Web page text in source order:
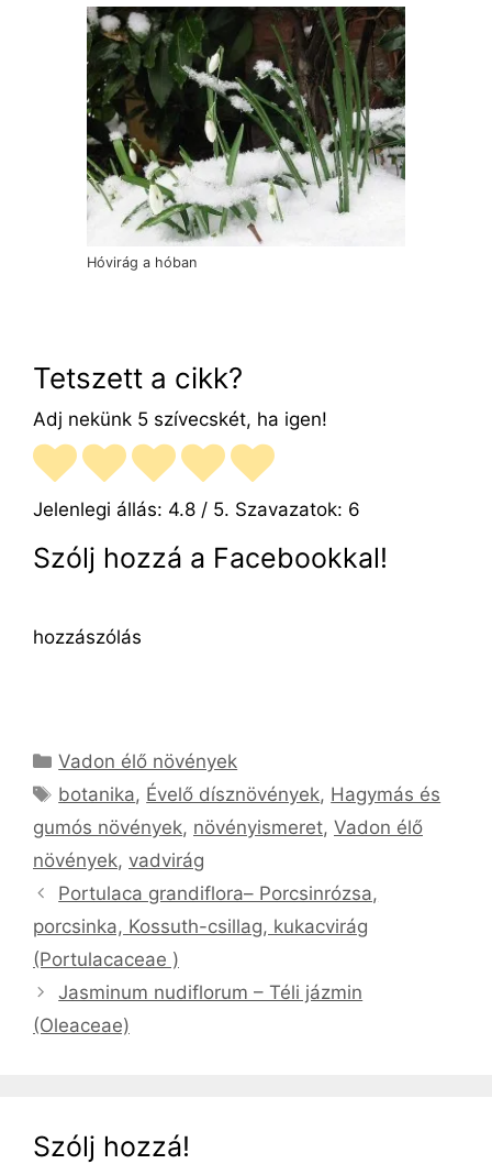
Hóvirág a hóban
Tetszett a cikk?
Adj nekünk 5 szívecskét, ha igen!
Jelenlegi állás: 4.8 / 5. Szavazatok: 6
Szólj hozzá a Facebookkal!
hozzászólás
Kategória
Vadon élő növények
Címkék
botanika, Évelő dísznövények, Hagymás és
gumós növények, növényismeret, Vadon élő
növények, vadvirág
Portulaca grandiflora– Porcsinrózsa,
porcsinka, Kossuth-csillag, kukacvirág
(Portulacaceae )
Jasminum nudiflorum – Téli jázmin
(Oleaceae)
Szólj hozzá!